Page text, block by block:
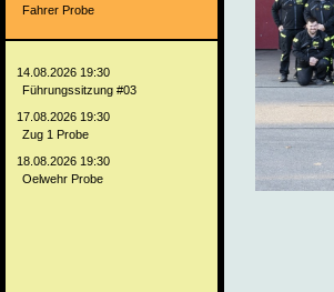
Fahrer Probe
14.08.2026 19:30
Führungssitzung #03
17.08.2026 19:30
Zug 1 Probe
18.08.2026 19:30
Oelwehr Probe